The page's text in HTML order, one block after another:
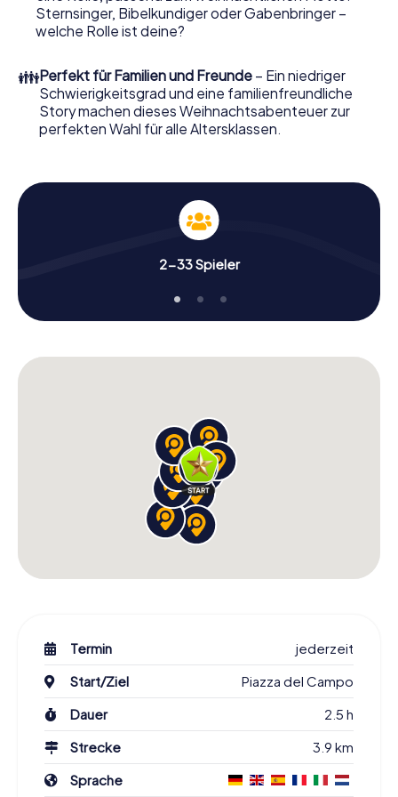
Siena wird mit dem X-Mas Adventure zu einem Highlight.
Schließlich bietet die Smartphone Schnitzeljagd alles was
Weihnachtsthematik. Gönnen Sie Ihren Kollegen also
einen unvergesslichen Ausklang des Jahres und planen Sie
unser X-Mas Adventure als Programmpunkt Ihrer
Weihnachtsfeier in Siena ein!
Sternsinger, Bibelkundiger oder Gabenbringer –
welche Rolle ist deine?
👪Perfekt für Familien und Freunde – Ein niedriger
Schwierigkeitsgrad und eine familienfreundliche
Story machen dieses Weihnachtsabenteuer zur
perfekten Wahl für alle Altersklassen.
2-33 Spieler
Termin
jederzeit
Start/Ziel
Piazza del Campo
Dauer
2.5 h
Strecke
3.9 km
Sprache